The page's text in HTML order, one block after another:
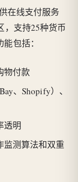
在线支付服务
，支持25种货币
包括：
物付款
、Shopify）、
透明
监测算法和双重